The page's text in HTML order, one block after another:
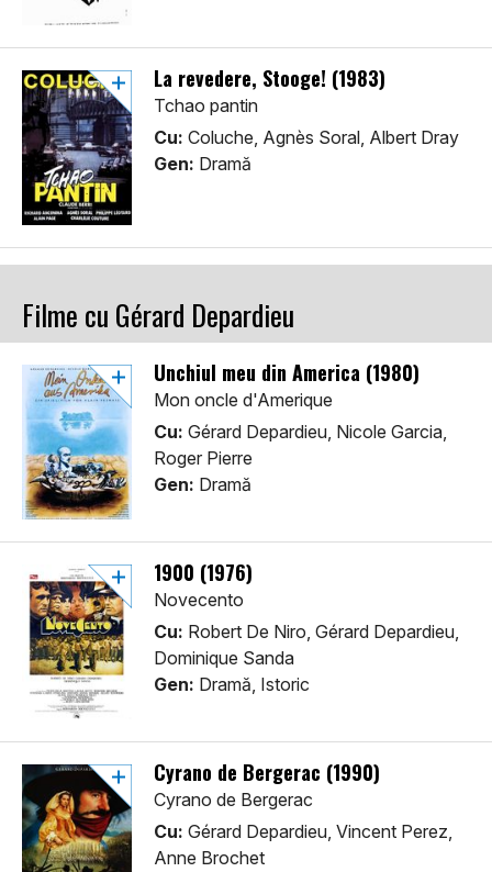
La revedere, Stooge! (1983)
Tchao pantin
Cu: Coluche, Agnès Soral, Albert Dray
Gen: Dramă
Filme cu Gérard Depardieu
Unchiul meu din America (1980)
Mon oncle d'Amerique
Cu: Gérard Depardieu, Nicole Garcia,
Roger Pierre
Gen: Dramă
1900 (1976)
Novecento
Cu: Robert De Niro, Gérard Depardieu,
Dominique Sanda
Gen: Dramă, Istoric
Cyrano de Bergerac (1990)
Cyrano de Bergerac
Cu: Gérard Depardieu, Vincent Perez,
Anne Brochet